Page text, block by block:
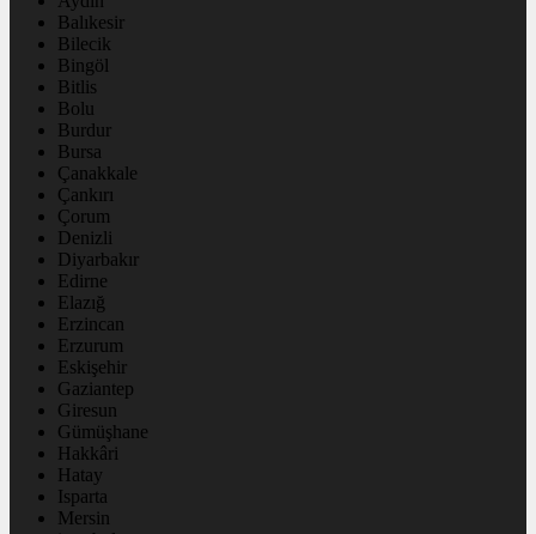
Balıkesir
Bilecik
Bingöl
Bitlis
Bolu
Burdur
Bursa
Çanakkale
Çankırı
Çorum
Denizli
Diyarbakır
Edirne
Elazığ
Erzincan
Erzurum
Eskişehir
Gaziantep
Giresun
Gümüşhane
Hakkâri
Hatay
Isparta
Mersin